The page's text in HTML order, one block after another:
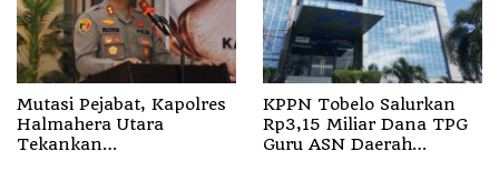
Mutasi Pejabat, Kapolres
Halmahera Utara
Tekankan
KPPN Tobelo Salurkan
Rp3,15 Miliar Dana TPG
Guru ASN Daerah